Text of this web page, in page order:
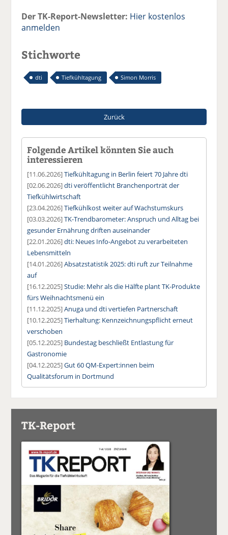
Der TK-Report-Newsletter: Hier kostenlos
anmelden
Stichworte
dti Tiefkühltagung Simon Morris
Zurück
Folgende Artikel könnten Sie auch
interessieren
[11.06.2026]Tiefkühltagung in Berlin feiert 70 Jahre dti
[02.06.2026]dti veröffentlicht Branchenporträt der
Tiefkühlwirtschaft
[23.04.2026]Tiefkühlkost weiter auf Wachstumskurs
[03.03.2026]TK-Trendbarometer: Anspruch und Alltag bei
gesunder Ernährung driften auseinander
[22.01.2026]dti: Neues Info-Angebot zu verarbeiteten
Lebensmitteln
[14.01.2026]Absatzstatistik 2025: dti ruft zur Teilnahme
auf
[16.12.2025]Studie: Mehr als die Hälfte plant TK-Produkte
fürs Weihnachtsmenü ein
[11.12.2025]Anuga und dti vertiefen Partnerschaft
[10.12.2025]Tierhaltung: Kennzeichnungspflicht erneut
verschoben
[05.12.2025] Bundestag beschließt Entlastung für
Gastronomie
[04.12.2025]Gut 60 QM-Expert:innen beim
Qualitätsforum in Dortmund
TK-Report